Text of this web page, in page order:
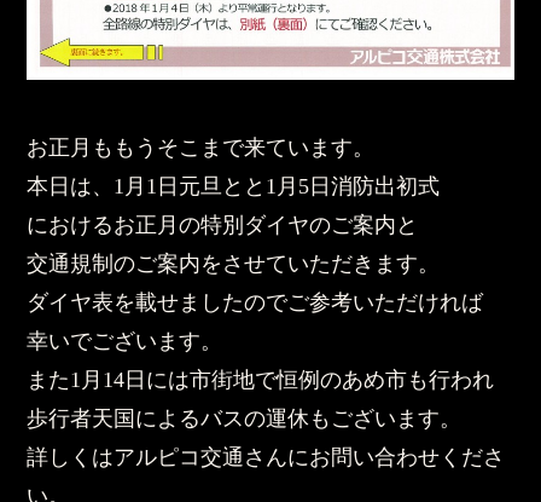
お正月ももうそこまで来ています。
本日は、1月1日元旦とと1月5日消防出初式
におけるお正月の特別ダイヤのご案内と
交通規制のご案内をさせていただきます。
ダイヤ表を載せましたのでご参考いただければ
幸いでございます。
また1月14日には市街地で恒例のあめ市も行われ
歩行者天国によるバスの運休もございます。
詳しくはアルピコ交通さんにお問い合わせくださ
い。